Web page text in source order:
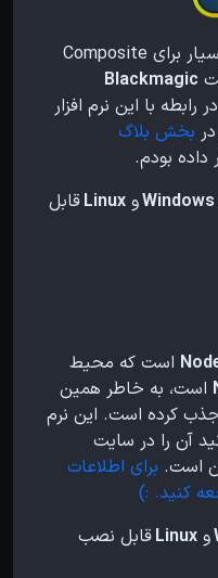
این نرم افزار واقعا عالی است و بسیار برای Composite
Blackmagic
با این نرم افزار
بخش بلاگ
داده بودم.
Windowsو Linuxقابل
است که محیط
است، به خاطر همین
جذب کرده است. این نرم
آن را در سایت
است. برای اطلاعات
کنید. :)
و Linuxقابل نصب